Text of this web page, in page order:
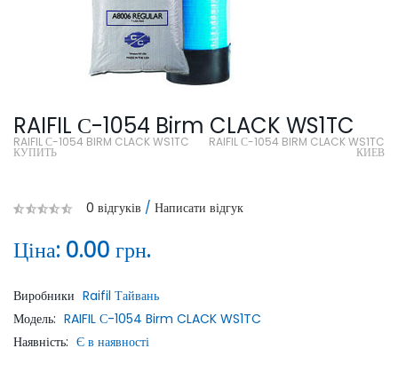
RAIFIL С-1054 Birm CLACK WS1TC
RAIFIL С-1054 BIRM CLACK WS1TC
КУПИТЬ
RAIFIL С-1054 BIRM CLACK WS1TC
КИЕВ
0 відгуків / Написати відгук
Ціна: 0.00 грн.
Виробники Raifil Тайвань
Модель: RAIFIL С-1054 Birm CLACK WS1TC
Наявність: Є в наявності